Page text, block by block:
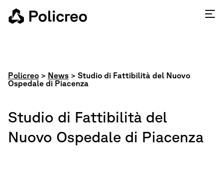
Policreo> News> Studio di Fattibilità del Nuovo
Ospedale di Piacenza
Studio di Fattibilità del
Nuovo Ospedale di Piacenza